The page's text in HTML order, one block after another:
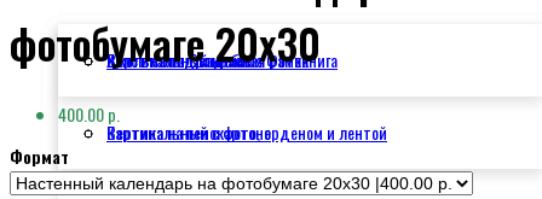
Школьная и Свадебная Фотокнига
Холст на подрамнике
Картина на пенокартоне
Вертикальный красная рамка
Вертикальный с фото, орденом и лентой
фотобумаге 20x30
400.00 р.
Формат